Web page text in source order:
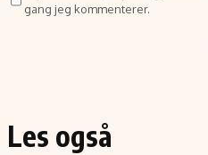
gang jeg kommenterer.
Les også